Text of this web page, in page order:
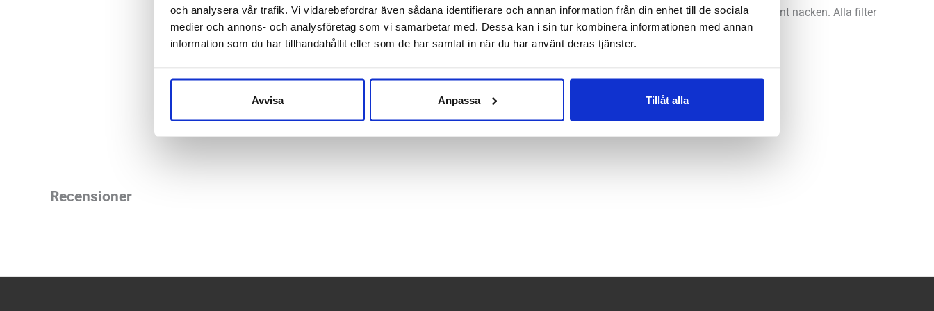
och analysera vår trafik. Vi vidarebefordrar även sådana identifierare och annan information från din enhet till de sociala
medier och annons- och analysföretag som vi samarbetar med. Dessa kan i sin tur kombinera informationen med annan
information som du har tillhandahållit eller som de har samlat in när du har använt deras tjänster.
Avvisa Anpassa Tillåt alla
Masken finns enbart i en storlek och passar de flesta. Hur hårt den sitter fast justeras enkelt med bandet som går runt nacken. Alla filter
som finns passar masken.
Airtrim artikelnummer:
Recensioner